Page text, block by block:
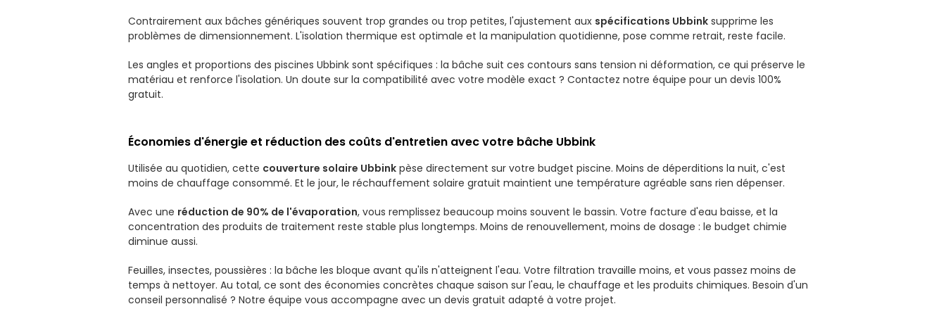
Contrairement aux bâches génériques souvent trop grandes ou trop petites, l'ajustement aux spécifications Ubbink supprime les
problèmes de dimensionnement. L'isolation thermique est optimale et la manipulation quotidienne, pose comme retrait, reste facile.
Les angles et proportions des piscines Ubbink sont spécifiques : la bâche suit ces contours sans tension ni déformation, ce qui préserve le
matériau et renforce l'isolation. Un doute sur la compatibilité avec votre modèle exact ? Contactez notre équipe pour un devis 100%
gratuit.
Économies d'énergie et réduction des coûts d'entretien avec votre bâche Ubbink
Utilisée au quotidien, cette couverture solaire Ubbink pèse directement sur votre budget piscine. Moins de déperditions la nuit, c'est
moins de chauffage consommé. Et le jour, le réchauffement solaire gratuit maintient une température agréable sans rien dépenser.
Avec une réduction de 90% de l'évaporation, vous remplissez beaucoup moins souvent le bassin. Votre facture d'eau baisse, et la
concentration des produits de traitement reste stable plus longtemps. Moins de renouvellement, moins de dosage : le budget chimie
diminue aussi.
Feuilles, insectes, poussières : la bâche les bloque avant qu'ils n'atteignent l'eau. Votre filtration travaille moins, et vous passez moins de
temps à nettoyer. Au total, ce sont des économies concrètes chaque saison sur l'eau, le chauffage et les produits chimiques. Besoin d'un
conseil personnalisé ? Notre équipe vous accompagne avec un devis gratuit adapté à votre projet.